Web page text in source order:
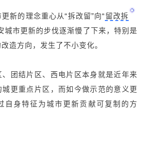
新的理念重心从“拆改留”向“留改拆
城市更新的步伐逐渐慢了下来，特别是
造方向，发生了不小变化。
团结片区、西电片区本身就是近年来
更重点片区，而如今做示范的意义更
自身特征为城市更新贡献可复制的方